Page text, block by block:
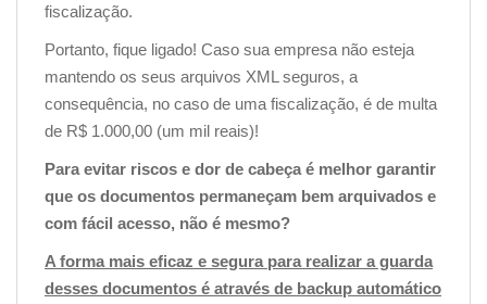
fiscalização.
Portanto, fique ligado! Caso sua empresa não esteja
mantendo os seus arquivos XML seguros, a
consequência, no caso de uma fiscalização, é de multa
de R$ 1.000,00 (um mil reais)!
Para evitar riscos e dor de cabeça é melhor garantir
que os documentos permaneçam bem arquivados e
com fácil acesso, não é mesmo?
A forma mais eficaz e segura para realizar a guarda
desses documentos é através de backup automático